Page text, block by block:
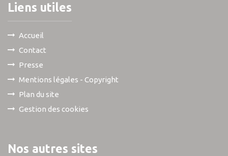
Liens utiles
Accueil
Contact
Presse
Mentions légales - Copyright
Plan du site
Gestion des cookies
Nos autres sites